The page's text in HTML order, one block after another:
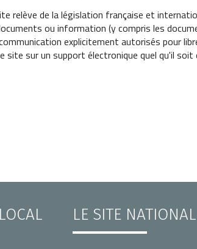
relève de la législation française et
ou information (y compris les
explicitement autorisés pour
site sur un support électronique quel qu'il
LE SITE NATIONAL